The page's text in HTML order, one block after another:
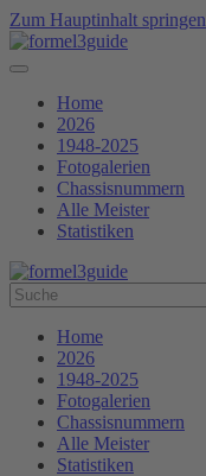
Zum Hauptinhalt springen
Home
2026
1948-2025
Fotogalerien
Chassisnummern
Alle Meister
Statistiken
Home
2026
1948-2025
Fotogalerien
Chassisnummern
Alle Meister
Statistiken